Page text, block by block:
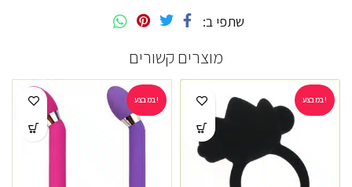
שתפי ב
מוצרים קשורים
במבצע! במבצע!